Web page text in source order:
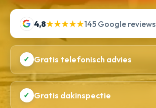
4,8★★★★★145 Google reviews
✓ Gratis telefonisch advies
✓ Gratis dakinspectie